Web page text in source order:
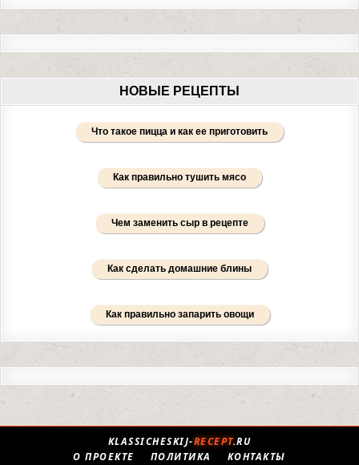
НОВЫЕ РЕЦЕПТЫ
Что такое пицца и как ее приготовить
Как правильно тушить мясо
Чем заменить сыр в рецепте
Как сделать домашние блины
Как правильно запарить овощи
KLASSICHESKIJ-RECEPT.RU
О ПРОЕКТЕ
ПОЛИТИКА КОНТАКТЫ